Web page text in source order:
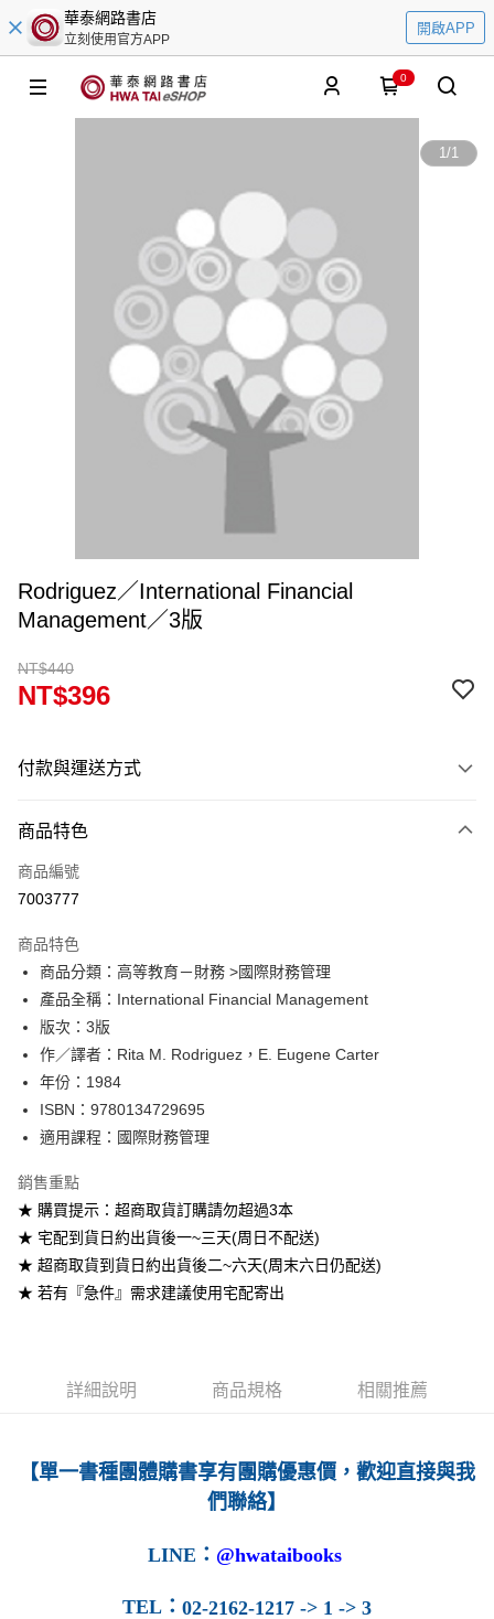
華泰網路書店
立刻使用官方APP
開啟APP
0
1/1
Rodriguez／International Financial
Management／3版
NT$440
NT$396
付款與運送方式
信用卡一次付款
超商取貨付款
Google Pay
ATM付款
運送方式
每筆NT$60
7-11取貨付款
每筆NT$60
宅配-台灣本島
每筆NT$160
商品特色
商品編號
7003777
商品特色
商品分類：高等教育－財務 >國際財務管理
產品全稱：International Financial Management
版次：3版
作／譯者：Rita M. Rodriguez，E. Eugene Carter
年份：1984
ISBN：9780134729695
適用課程：國際財務管理
銷售重點
★ 購買提示：超商取貨訂購請勿超過3本
★ 宅配到貨日約出貨後一~三天(周日不配送)
★ 超商取貨到貨日約出貨後二~六天(周末六日仍配送)
★ 若有『急件』需求建議使用宅配寄出
詳細說明 商品規格 相關推薦
【單一書種團體購書享有團購優惠價，歡迎直接與我
們聯絡】
LINE ： @hwataibooks
TEL ： 02-2162-1217 -> 1 -> 3